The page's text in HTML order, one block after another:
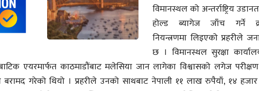
विमानस्थल को अन्तर्राष्ट्रिय
होल्ड ब्यागेज जाँच गर्ने
नियन्त्रणमा लिइएको प्रहरीले
छ । विमानस्थल सुरक्षा
एयरमार्फत काठमाडौंबाट मलेसिया जान लागेका विश्वासको लगेज परीक्षण
बरामद गरेको थियो । प्रहरीले उनको साथबाट नेपाली ११ लाख रुपैयाँ, १४